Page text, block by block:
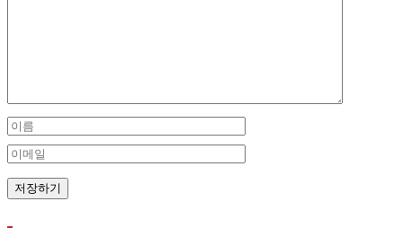
Name
Email